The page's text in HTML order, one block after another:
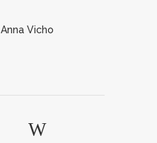
Anna Vicho